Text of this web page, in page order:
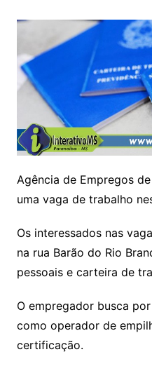
Agência de Empregos
uma vaga de trabalho
Os interessados nas
na rua Barão do Rio
pessoais e carteira de
O empregador busca
como operador de
certificação.